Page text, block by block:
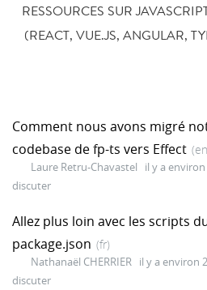
RESSOURCES SUR
(REACT, VUE.JS, ANGULAR,
Comment nous avons migré
codebase de fp-ts vers Effect
Laure Retru-Chavastel
il y a environ
discuter
Allez plus loin avec les scripts
package.json (fr)
Nathanaël CHERRIER il y a environ
discuter